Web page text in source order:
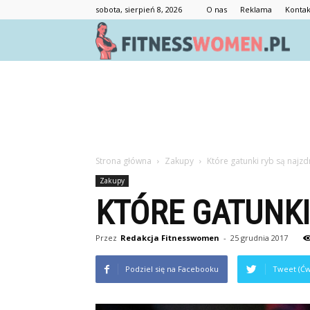
sobota, sierpień 8, 2026 O nas Reklama
Strona główna Zakupy Które gatunki ryb są
Zakupy
KTÓRE
Przez Redakcja Fitnesswomen - 25 grudnia 2017
Podziel się na Facebooku Tweet